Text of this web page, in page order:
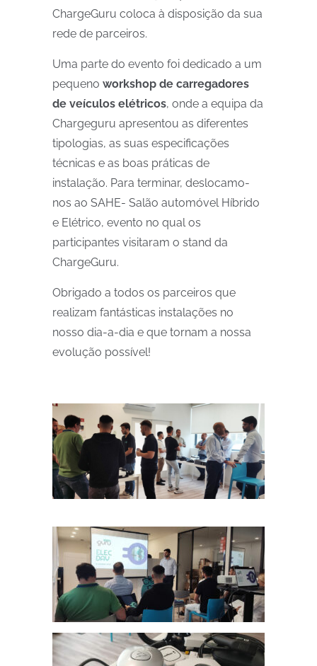
ChargeGuru coloca à disposição da sua
rede de parceiros.
Uma parte do evento foi dedicado a um
pequeno workshop de carregadores
de veículos elétricos, onde a equipa da
Chargeguru apresentou as diferentes
tipologias, as suas especificações
técnicas e as boas práticas de
instalação. Para terminar, deslocamo-
nos ao SAHE- Salão automóvel Híbrido
e Elétrico, evento no qual os
participantes visitaram o stand da
ChargeGuru.
Obrigado a todos os parceiros que
realizam fantásticas instalações no
nosso dia-a-dia e que tornam a nossa
evolução possível!